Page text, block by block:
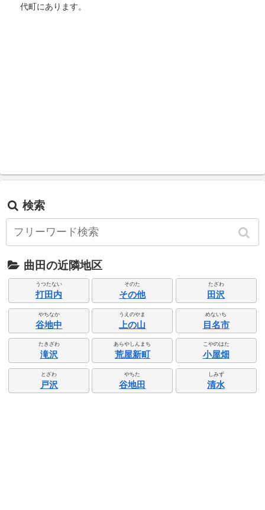
代町にあります。
検索
曲田の近隣地区
うつたない
打田内
そのた
その他
たざわ
田沢
やちなか
谷地中
うえのやま
上の山
めないち
目名市
たきざわ
滝沢
あらやしんまち
荒屋新町
こやのはた
小屋畑
とざわ
戸沢
やちた
谷地田
しみず
清水